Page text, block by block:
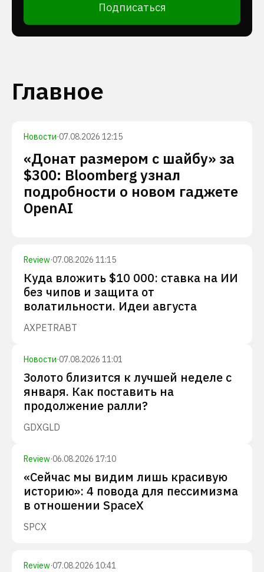
Подписаться
Главное
Новости·07.08.2026 12:15
«Донат размером с шайбу» за
$300: Bloomberg узнал
подробности о новом гаджете
OpenAI
Review·07.08.2026 11:15
Куда вложить $10 000: ставка на ИИ
без чипов и защита от
волатильности. Идеи августа
AXPETRABT
Новости·07.08.2026 11:01
Золото близится к лучшей неделе с
января. Как поставить на
продолжение ралли?
GDXGLD
Review·06.08.2026 17:10
«Сейчас мы видим лишь красивую
историю»: 4 повода для пессимизма
в отношении SpaceX
SPCX
Review·07.08.2026 10:41